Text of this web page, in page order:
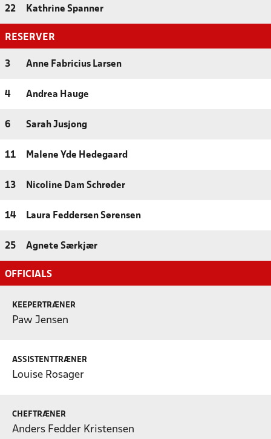
22 Kathrine Spanner
RESERVER
3 Anne Fabricius Larsen
4 Andrea Hauge
6 Sarah Jusjong
11 Malene Yde Hedegaard
13 Nicoline Dam Schrøder
14 Laura Feddersen Sørensen
25 Agnete Særkjær
OFFICIALS
KEEPERTRÆNER
Paw Jensen
ASSISTENTTRÆNER
Louise Rosager
CHEFTRÆNER
Anders Fedder Kristensen